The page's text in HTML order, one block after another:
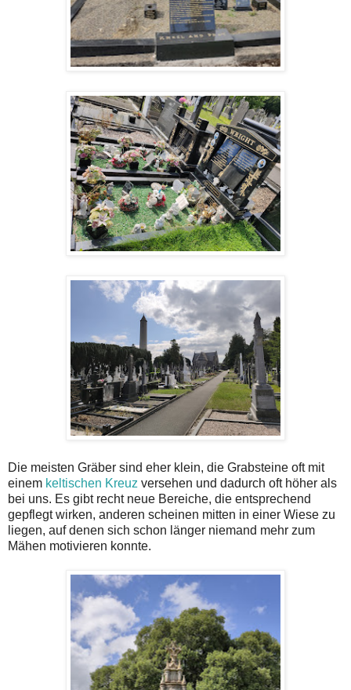
Die meisten Gräber sind eher klein, die Grabsteine oft mit
einem keltischen Kreuz versehen und dadurch oft höher als
bei uns. Es gibt recht neue Bereiche, die entsprechend
gepflegt wirken, anderen scheinen mitten in einer Wiese zu
liegen, auf denen sich schon länger niemand mehr zum
Mähen motivieren konnte.